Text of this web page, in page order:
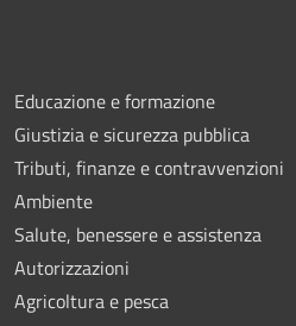
Educazione e formazione
Giustizia e sicurezza pubblica
Tributi, finanze e contravvenzioni
Ambiente
Salute, benessere e assistenza
Autorizzazioni
Agricoltura e pesca